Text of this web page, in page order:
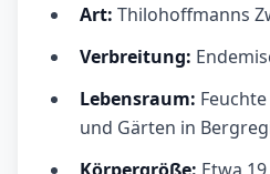
Art: Thilohoffmanns
Verbreitung:
Lebensraum:
und Gärten in